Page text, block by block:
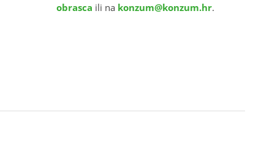
obrasca ili na konzum@konzum.hr.